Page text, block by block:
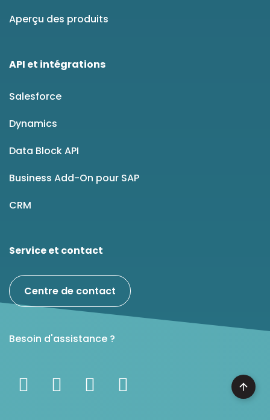
Aperçu des produits
API et intégrations
Salesforce
Dynamics
Data Block API
Business Add-On pour SAP
CRM
Service et contact
Centre de contact
Besoin d'assistance ?